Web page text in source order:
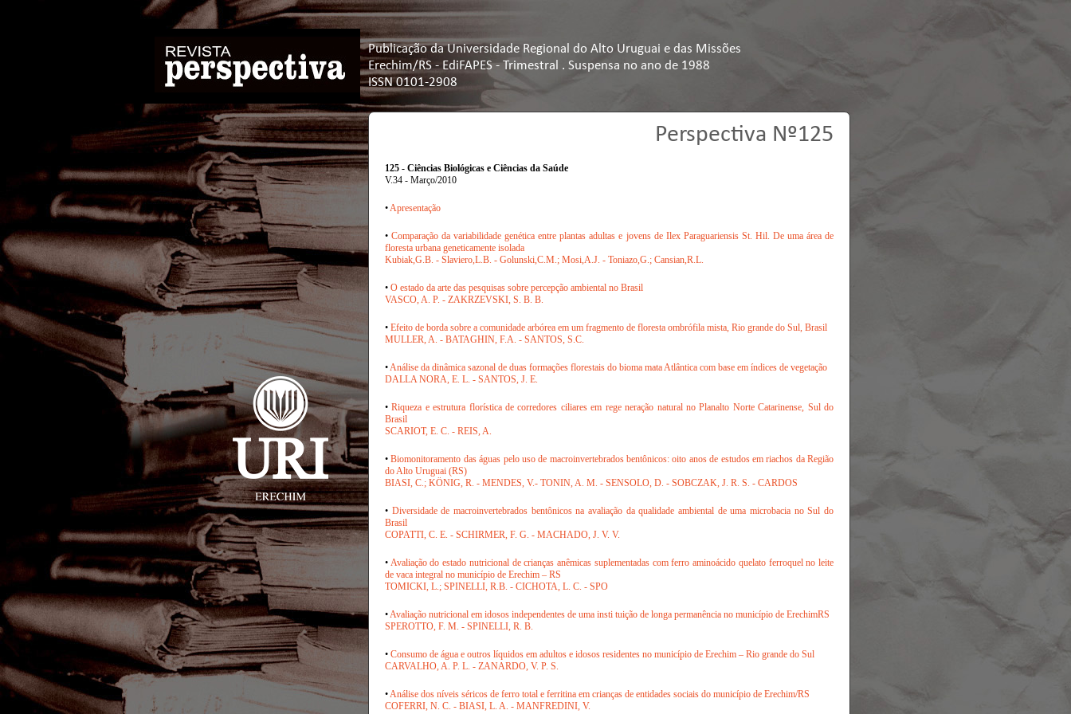
Publicação da Universidade Regional do Alto Uruguai e das Missões
Erechim/RS - EdiFAPES - Trimestral . Suspensa no ano de 1988
ISSN 0101-2908
Perspectiva Nº125
125 - Ciências Biológicas e Ciências da Saúde
V.34 - Março/2010
•Apresentação
•Comparação da variabilidade genética entre plantas adultas e jovens de Ilex Paraguariensis St. Hil. De uma área de
floresta urbana geneticamente isolada
Kubiak,G.B. - Slaviero,L.B. - Golunski,C.M.; Mosi,A.J. - Toniazo,G.; Cansian,R.L.
• O estado da arte das pesquisas sobre percepção ambiental no Brasil
VASCO, A. P. - ZAKRZEVSKI, S. B. B.
• Efeito de borda sobre a comunidade arbórea em um fragmento de floresta ombrófila mista, Rio grande do Sul, Brasil
MULLER, A. - BATAGHIN, F.A. - SANTOS, S.C.
•Análise da dinâmica sazonal de duas formações florestais do bioma mata Atlântica com base em índices de vegetação
DALLA NORA, E. L. - SANTOS, J. E.
•Riqueza e estrutura florística de corredores ciliares em rege­ neração natural no Planalto Norte Catarinense, Sul do
Brasil
SCARIOT, E. C. - REIS, A.
•Biomonitoramento das águas pelo uso de macroinvertebrados bentônicos: oito anos de estudos em riachos da Região
do Alto Uruguai (RS)
BIASI, C.; KÖNIG, R. - MENDES, V.- TONIN, A. M. - SENSOLO, D. - SOBCZAK, J. R. S. - CARDOS
• Diversidade de macroinvertebrados bentônicos na avaliação da qualidade ambiental de uma microbacia no Sul do
Brasil
COPATTI, C. E. - SCHIRMER, F. G. - MACHADO, J. V. V.
• Avaliação do estado nutricional de crianças anêmicas suplementadas com ferro aminoácido quelato ferroquel no leite
de vaca integral no município de Erechim – RS
TOMICKI, L.; SPINELLI, R.B. - CICHOTA, L. C. - SPO
•Avaliação nutricional em idosos independentes de uma insti­ tuição de longa permanência no município de Erechim­RS
SPEROTTO, F. M. - SPINELLI, R. B.
• Consumo de água e outros líquidos em adultos e idosos residentes no município de Erechim – Rio grande do Sul
CARVALHO, A. P. L. - ZANARDO, V. P. S.
•Análise dos níveis séricos de ferro total e ferritina em crianças de entidades sociais do município de Erechim/RS
COFERRI, N. C. - BIASI, L. A. - MANFREDINI, V.